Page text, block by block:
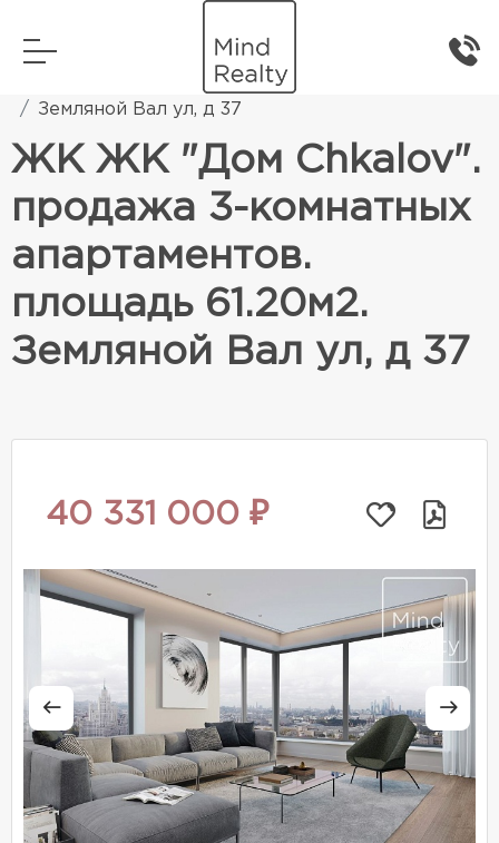
Элитная жилая недвижимость
Земляной Вал ул, д 37
ЖК ЖК "Дом Chkalov".
продажа 3-комнатных
апартаментов.
площадь 61.20м2.
Земляной Вал ул, д 37
40 331 000 ₽